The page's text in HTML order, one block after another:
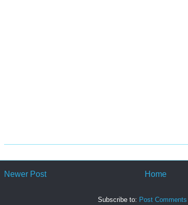
Newer Post Home
Subscribe to: Post